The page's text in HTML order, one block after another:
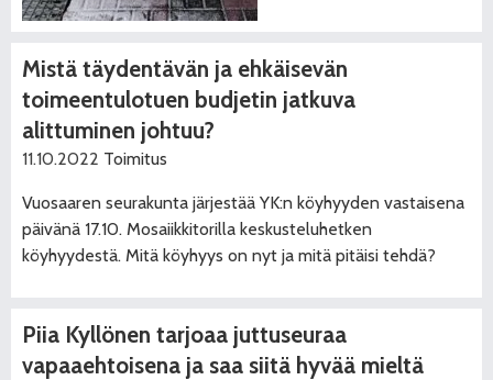
Mistä täydentävän ja ehkäisevän
toimeentulotuen budjetin jatkuva
alittuminen johtuu?
11.10.2022 Toimitus
Vuosaaren seurakunta järjestää YK:n köyhyyden vastaisena
päivänä 17.10. Mosaiikkitorilla keskusteluhetken
köyhyydestä. Mitä köyhyys on nyt ja mitä pitäisi tehdä?
Piia Kyllönen tarjoaa juttuseuraa
vapaaehtoisena ja saa siitä hyvää mieltä